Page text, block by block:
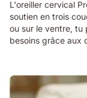
L'oreiller cervical
soutien en trois
ou sur le ventre, tu
besoins grâce aux